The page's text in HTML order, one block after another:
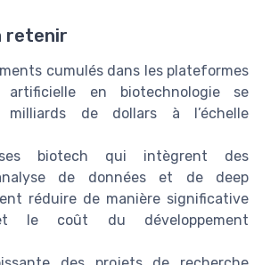
retenir
cumulés dans les plateformes
artificielle en biotechnologie se
de dollars à l’échelle
biotech qui intègrent des
de données et de deep
réduire de manière significative
le coût du développement